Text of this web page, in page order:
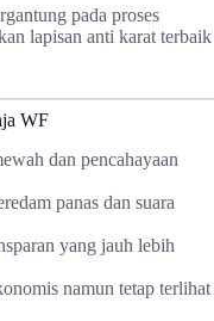
pada proses
lapisan anti karat terbaik
WF
dan pencahayaan
panas dan suara
yang jauh lebih
namun tetap terlihat